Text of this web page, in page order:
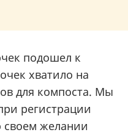
подошел к
хватило на
для компоста. Мы
регистрации
своем желании